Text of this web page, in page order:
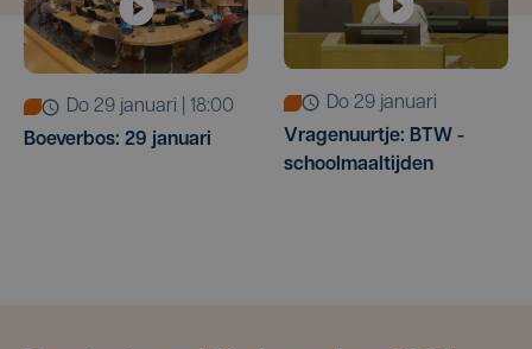
do 29 januari | 18:00
Boeverbos: 29 januari
do 29 januari
Vragenuurtje: BTW -
schoolmaaltijden